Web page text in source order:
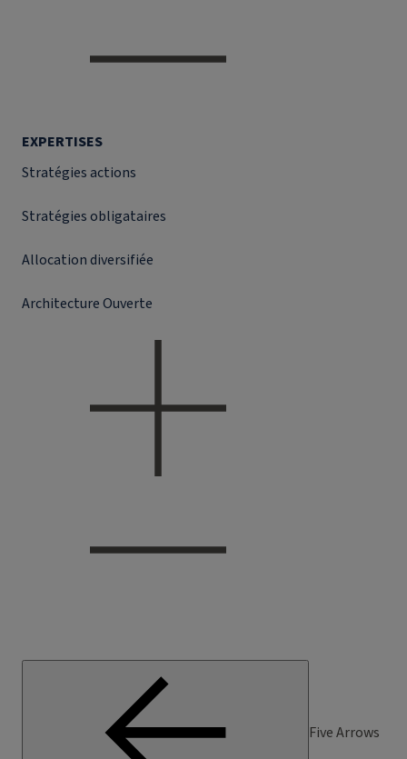
EXPERTISES
Stratégies actions
Stratégies obligataires
Allocation diversifiée
Architecture Ouverte
Five Arrows